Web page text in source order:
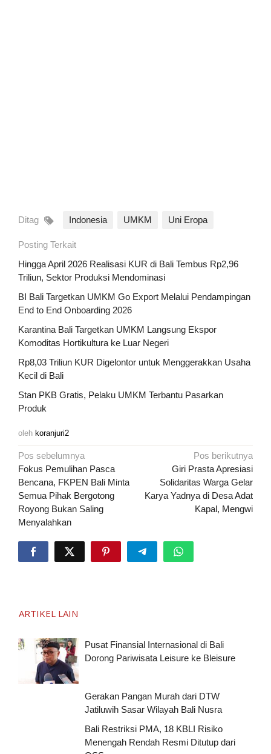
Ditag Indonesia UMKM Uni Eropa
Posting Terkait
Hingga April 2026 Realisasi KUR di Bali Tembus Rp2,96
Triliun, Sektor Produksi Mendominasi
BI Bali Targetkan UMKM Go Export Melalui Pendampingan
End to End Onboarding 2026
Karantina Bali Targetkan UMKM Langsung Ekspor
Komoditas Hortikultura ke Luar Negeri
Rp8,03 Triliun KUR Digelontor untuk Menggerakkan Usaha
Kecil di Bali
Stan PKB Gratis, Pelaku UMKM Terbantu Pasarkan
Produk
oleh koranjuri2
Navigasi
pos
Pos sebelumnya
Fokus Pemulihan Pasca
Bencana, FKPEN Bali Minta
Semua Pihak Bergotong
Royong Bukan Saling
Menyalahkan
Pos berikutnya
Giri Prasta Apresiasi
Solidaritas Warga Gelar
Karya Yadnya di Desa Adat
Kapal, Mengwi
ARTIKEL LAIN
Pusat Finansial Internasional di Bali
Dorong Pariwisata Leisure ke Bleisure
Gerakan Pangan Murah dari DTW
Jatiluwih Sasar Wilayah Bali Nusra
Bali Restriksi PMA, 18 KBLI Risiko
Menengah Rendah Resmi Ditutup dari